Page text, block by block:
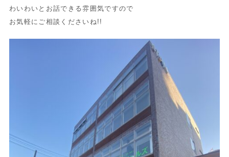
わいわいとお話できる雰囲気ですので
お気軽にご相談くださいね!!